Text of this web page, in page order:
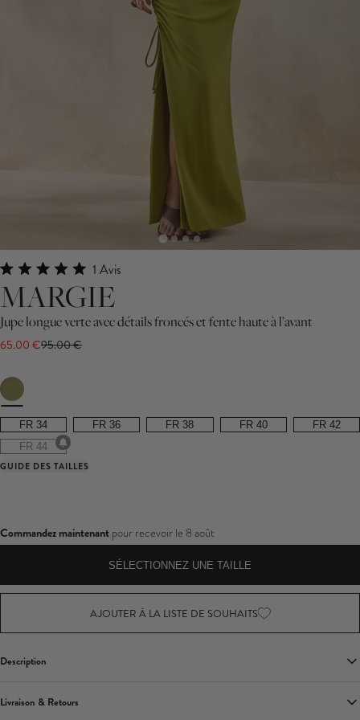
Noté
5.0
sur
5
étoiles
1 Avis
défiler
MARGIE
Jupe longue verte avec détails froncés et fente haute à l’avant
65.00 €95.00 €
FR 34 FR 36 FR 38 FR 40
FR 42
FR 44
GUIDE DES TAILLES
Commandez maintenant pour recevoir le 8 août
SÉLECTIONNEZ UNE TAILLE
AJOUTER À LA LISTE DE SOUHAITS
Description
Conçue dans une riche teinte verte en tissu solton de qualité supérieure, cette
Livraison & Retours